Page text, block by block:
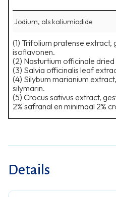
Details
Jodium, als kaliumiodide
(1) Trifolium pratense
isoflavonen.
⁠(2) Nasturtium officinale dried
⁠(3) Salvia officinalis leaf
⁠(4) Silybum marianium
silymarin.
⁠(5) Crocus sativus extract,
2% safranal en minimaal 2%